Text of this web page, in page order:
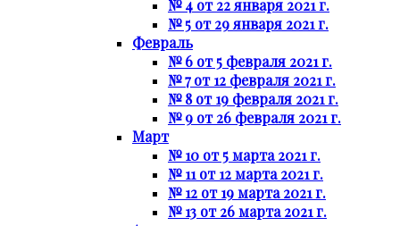
№ 4 от 22 января 2021 г.
№ 5 от 29 января 2021 г.
Февраль
№ 6 от 5 февраля 2021 г.
№ 7 от 12 февраля 2021 г.
№ 8 от 19 февраля 2021 г.
№ 9 от 26 февраля 2021 г.
Март
№ 10 от 5 марта 2021 г.
№ 11 от 12 марта 2021 г.
№ 12 от 19 марта 2021 г.
№ 13 от 26 марта 2021 г.